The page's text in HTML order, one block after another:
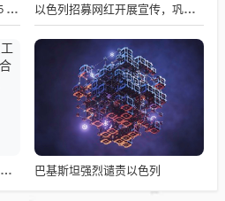
优雅外壳下的性能猛兽 奥迪E5 Sportback预售23.59万起 以色列招募网红开展宣传，巩固美国支持者根基行动揭秘，每帖高达7000美元奖励！
繁花剧组回应被指压榨员工及署名权争议，维护创作者合法权益，署名权按职责分配 巴基斯坦强烈谴责以色列